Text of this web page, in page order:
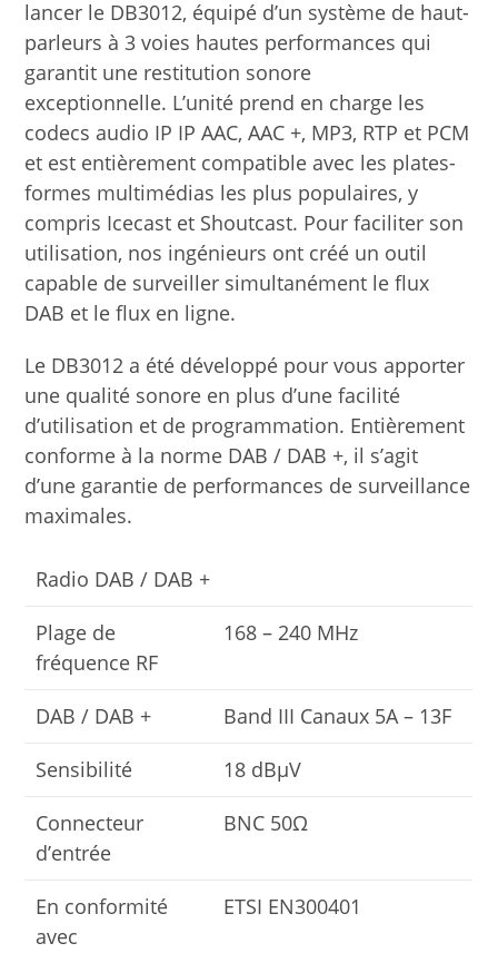
lancer le DB3012, équipé d’un système de haut-
parleurs à 3 voies hautes performances qui
garantit une restitution sonore
exceptionnelle. L’unité prend en charge les
codecs audio IP IP AAC, AAC +, MP3, RTP et PCM
et est entièrement compatible avec les plates-
formes multimédias les plus populaires, y
compris Icecast et Shoutcast. Pour faciliter son
utilisation, nos ingénieurs ont créé un outil
capable de surveiller simultanément le flux
DAB et le flux en ligne.
Le DB3012 a été développé pour vous apporter
une qualité sonore en plus d’une facilité
d’utilisation et de programmation. Entièrement
conforme à la norme DAB / DAB +, il s’agit
d’une garantie de performances de surveillance
maximales.
Radio DAB / DAB +
Plage de
fréquence RF
168 – 240 MHz
DAB / DAB +
Band III Canaux 5A – 13F
Sensibilité
18 dBµV
Connecteur
d’entrée
BNC 50Ω
En conformité
avec
ETSI EN300401